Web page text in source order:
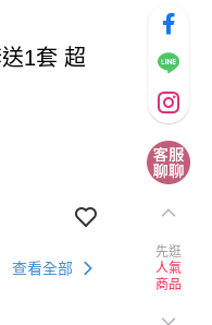
1套 超
查看全部
先逛
人氣
商品